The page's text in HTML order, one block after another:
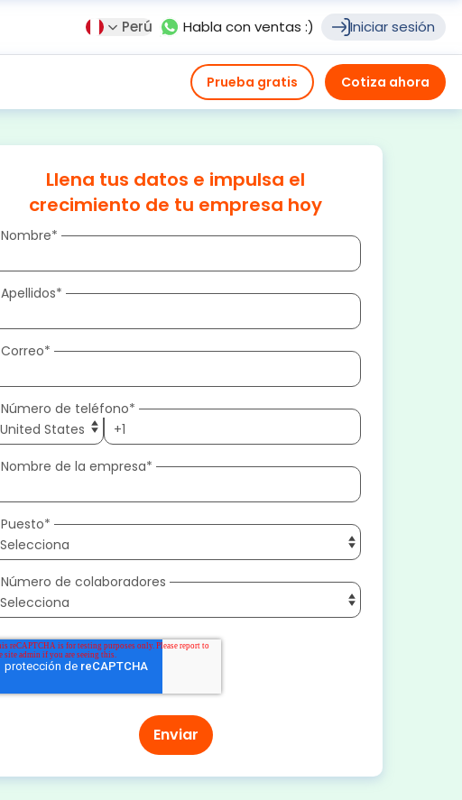
Perú Habla con ventas :) Iniciar sesión
Prueba gratis Cotiza ahora
Llena tus datos e impulsa el
crecimiento de tu empresa hoy
Nombre*
Apellidos*
Correo*
Número de teléfono*
Nombre de la empresa*
Puesto*
Número de colaboradores